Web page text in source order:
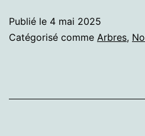
Publié le 4 mai 2025
Catégorisé comme Arbres,